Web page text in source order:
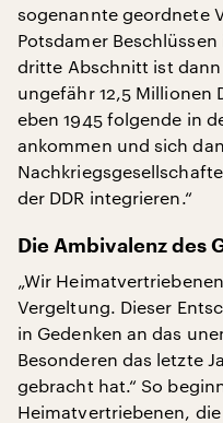
sogenannte geordnete
Potsdamer
dritte Abschnitt ist
ungefähr 12,5 Millionen
eben 1945 folgende in
ankommen und sich
der DDR integrieren.“
Die Ambivalenz des
„Wir
Vergeltung. Dieser
in Gedenken an das
Besonderen das letzte
gebracht hat.“ So
Heimatvertriebenen,